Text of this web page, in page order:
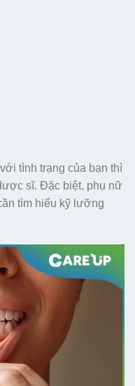
tình trạng của bạn thì
sĩ. Đặc biệt, phụ nữ
tìm hiểu kỹ lưỡng